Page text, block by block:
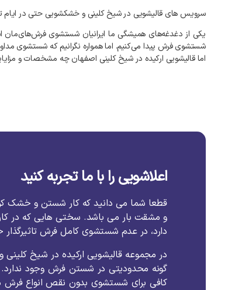
سرویس های قالیشویی در شیخ کلینی و خشکشویی حتی در ایام
یکی از دغدغه‌های همیشگی ما ایرانیان شستشوی فرش‌های‌مان
شستشوی فرش پیدا می‌کنیم. اما همواره نگرانیم که شستشوی
اما قالیشویی ارکیده در شیخ کلینی اصفهان چه مشخصات و
اعلاشویی را با ما تجربه کنید
قطعا شما می دانید که کار شستن و خشک
و مشقت بار می باشد. سختی هایی که در
دارد، در عدم شستشوی کامل فرش تاثیرگذار
در مجموعه قالیشویی ارکیده در شیخ
گونه محدودیتی در شستن فرش وجود
کافی برای شستشوی بدون نقص انواع فرش